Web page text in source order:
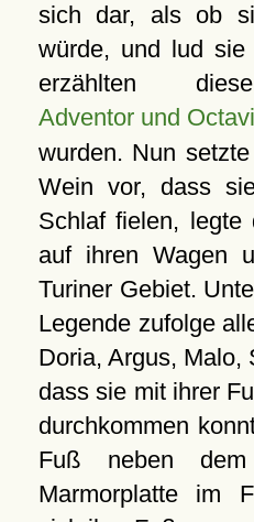
sich dar, als ob
würde, und lud
erzählten
Adventor und
wurden. Nun
Wein vor, dass
Schlaf fielen,
auf ihren Wagen
Turiner Gebiet.
Legende zufolge
Doria, Argus, Malo,
dass sie mit ihrer
durchkommen
Fuß neben
Marmorplatte im